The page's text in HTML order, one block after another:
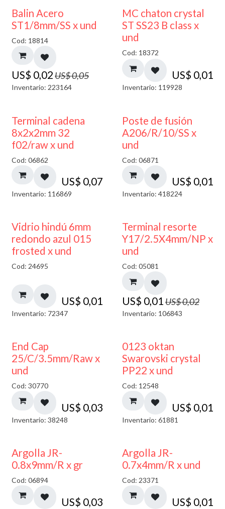
50% DESCUENTO
Balin Acero
ST1/8mm/SS x und
Cod: 18814
US$ 0,02US$0,05
Inventario: 223164
MC chaton crystal
ST SS23 B class x
und
Cod: 18372
US$ 0,01
Inventario: 119928
Terminal cadena
8x2x2mm 32
f02/raw x und
Cod: 06862
US$ 0,07
Inventario: 116869
Poste de fusión
A206/R/10/SS x
und
Cod: 06871
US$ 0,01
Inventario: 418224
40% DESCUENTO
Vidrio hindú 6mm
redondo azul 015
frosted x und
Cod: 24695
US$ 0,01
Inventario: 72347
50% DESCUENTO
Terminal resorte
Y17/2.5X4mm/NP x
und
Cod: 05081
US$ 0,01 US$0,02
Inventario: 106843
End Cap
25/C/3.5mm/Raw x
und
Cod: 30770
US$ 0,03
Inventario: 38248
0123 oktan
Swarovski crystal
PP22 x und
Cod: 12548
US$ 0,01
Inventario: 61881
Argolla JR-
0.8x9mm/R x gr
Cod: 06894
US$ 0,03
Argolla JR-
0.7x4mm/R x und
Cod: 23371
US$ 0,01